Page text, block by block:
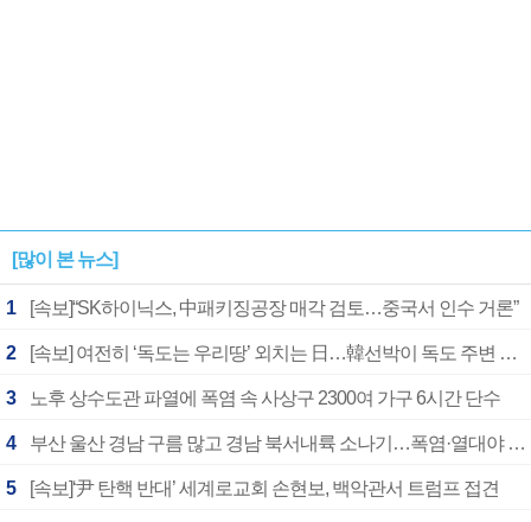
[많이 본 뉴스]
1 [속보]“SK하이닉스, 中패키징공장 매각 검토…중국서 인수 거론”
2 [속보] 여전히 ‘독도는 우리땅’ 외치는 日…韓선박이 독도 주변 해양조사 활동하자 반발
3 노후 상수도관 파열에 폭염 속 사상구 2300여 가구 6시간 단수
4 부산 울산 경남 구름 많고 경남 북서내륙 소나기…폭염·열대야 계속
5 [속보]‘尹 탄핵 반대’ 세계로교회 손현보, 백악관서 트럼프 접견